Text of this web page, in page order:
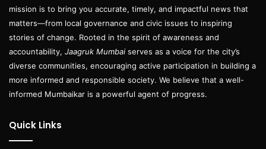
mission is to bring you accurate, timely, and impactful news that
matters—from local governance and civic issues to inspiring
stories of change. Rooted in the spirit of awareness and
accountability, Jaagruk Mumbai serves as a voice for the city’s
diverse communities, encouraging active participation in building a
more informed and responsible society. We believe that a well-
informed Mumbaikar is a powerful agent of progress.
Quick Links